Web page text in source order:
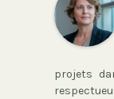
projets